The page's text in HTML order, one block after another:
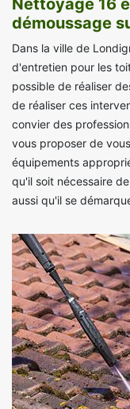
Nettoyage 16
démoussage
Dans la ville de
d'entretien pour les
possible de réaliser
de réaliser ces
convier des
vous proposer de
équipements
qu'il soit nécessaire
aussi qu'il se